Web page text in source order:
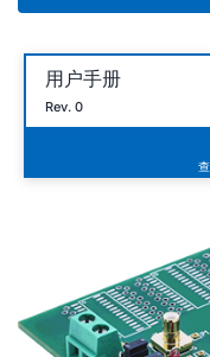
用户手册
Rev. 0